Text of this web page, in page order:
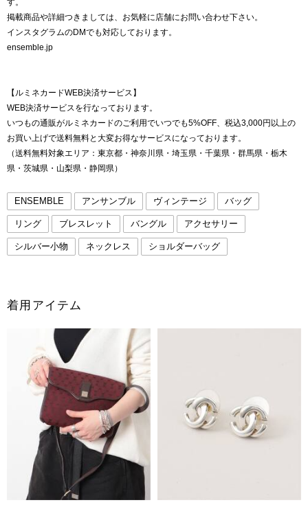
す。
掲載商品や詳細つきましては、お気軽に店舗にお問い合わせ下さい。
インスタグラムのDMでも対応しております。
ensemble.jp
【ルミネカードWEB決済サービス】
WEB決済サービスを行なっております。
いつもの通販がルミネカードのご利用でいつでも5%OFF、税込3,000円以上の
お買い上げで送料無料と大変お得なサービスになっております。
（送料無料対象エリア：東京都・神奈川県・埼玉県・千葉県・群馬県・栃木
県・茨城県・山梨県・静岡県）
ENSEMBLE アンサンブル ヴィンテージ バッグ
リング ブレスレット バングル アクセサリー
シルバー小物 ネックレス ショルダーバッグ
着用アイテム